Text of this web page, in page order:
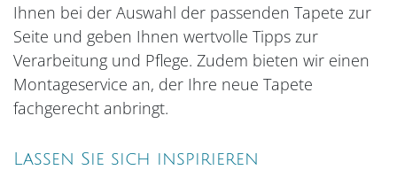
Ihnen bei der Auswahl der passenden Tapete zur
Seite und geben Ihnen wertvolle Tipps zur
Verarbeitung und Pflege. Zudem bieten wir einen
Montageservice an, der Ihre neue Tapete
fachgerecht anbringt.
Lassen Sie sich inspirieren